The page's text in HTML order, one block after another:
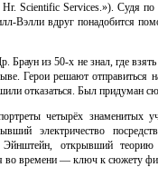
Scientific Services.»). Судя по
Вэлли вдруг понадобится
Браун из 50-х не знал, где
Герои решают
отказаться. Был придуман
четырёх знаменитых
электричество
Эйнштейн, открывший
во времени — ключ к сюжету